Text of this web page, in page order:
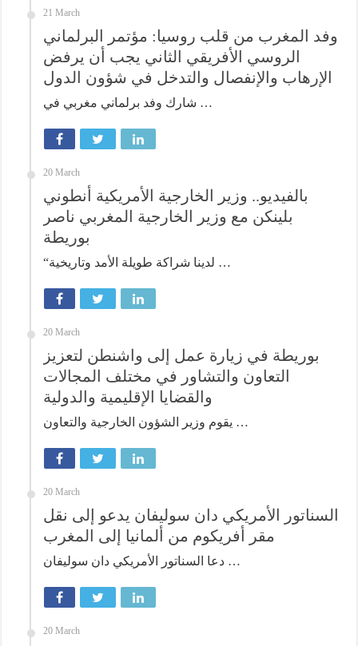
21 March
وفد المغرب من قلب روسيا: مؤتمر البرلماني
الروسي الأفريقي الثاني يجب أن يرفض
الإرهاب والإنفصال والتدخل في شؤون الدول
شارك وفد برلماني مغربي في …
20 March
بالفيديو.. وزير الخارجية الأمريكية أنطوني
بلينكن مع وزير الخارجية المغربي ناصر
بوريطة
“لدينا شراكة طويلة الأمد وتاريخية …
20 March
بوريطة في زيارة عمل إلى واشنطن لتعزيز
التعاون والتشاور في مختلف المجالات
والقضايا الإقليمية والدولية
يقوم وزير الشؤون الخارجية والتعاون …
20 March
السناتور الأمريكي دان سوليفان يدعو إلى نقل
مقر أفريكوم من ألمانيا إلى المغرب
دعا السناتور الأمريكي دان سوليفان …
20 March